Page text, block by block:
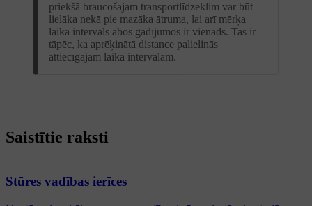
priekšā braucošajam transportlīdzeklim var būt
lielāka nekā pie mazāka ātruma, lai arī mērķa
laika intervāls abos gadījumos ir vienāds. Tas ir
tāpēc, ka aprēķinātā distance palielinās
attiecīgajam laika intervālam.
Saistītie raksti
Stūres vadības ierīces